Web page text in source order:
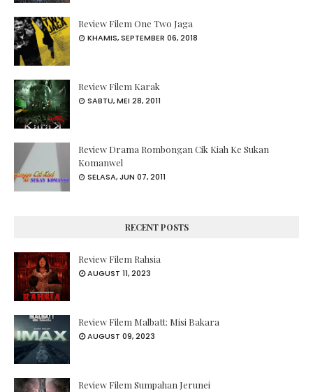
Review Filem One Two Jaga
KHAMIS, SEPTEMBER 06, 2018
Review Filem Karak
SABTU, MEI 28, 2011
Review Drama Rombongan Cik Kiah Ke Sukan
Komanwel
SELASA, JUN 07, 2011
RECENT POSTS
Review Filem Rahsia
AUGUST 11, 2023
Review Filem Malbatt: Misi Bakara
AUGUST 09, 2023
Review Filem Sumpahan Jerunei